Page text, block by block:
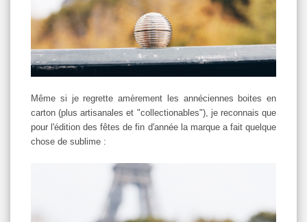
Même si je regrette amèrement les annéciennes boites en
carton (plus artisanales et "collectionables"), je reconnais que
pour l'édition des fêtes de fin d'année la marque a fait quelque
chose de sublime :